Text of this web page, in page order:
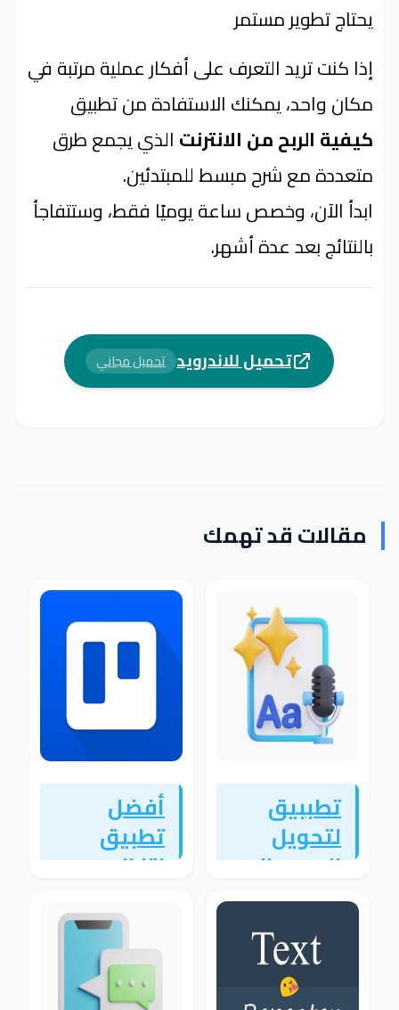
يحتاج تطوير مستمر
إذا كنت تريد التعرف على أفكار عملية مرتبة في
مكان واحد، يمكنك الاستفادة من تطبيق
كيفية الربح من الانترنت الذي يجمع طرق
متعددة مع شرح مبسط للمبتدئين.
ابدأ الآن، وخصص ساعة يوميًا فقط، وستتفاجأ
بالنتائج بعد عدة أشهر.
تحميل للاندرويد تحميل مجاني
مقالات قد تهمك
تطببيق
لتحويل
الصوت الي
كتابة
بشكل
احترافي
أفضل
تطبيق
لتنظيم
وإدارة
المشاريع
بسهولة